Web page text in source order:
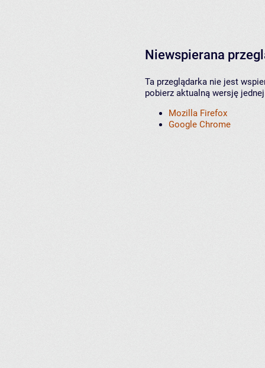
Niewspierana
Ta przeglądarka nie jest
pobierz aktualną wersję
Mozilla Firefox
Google Chrome